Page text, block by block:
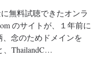
無料試聴できたオンラ
のサイトが、１年前に
念のためドメインを
、ThailandC…